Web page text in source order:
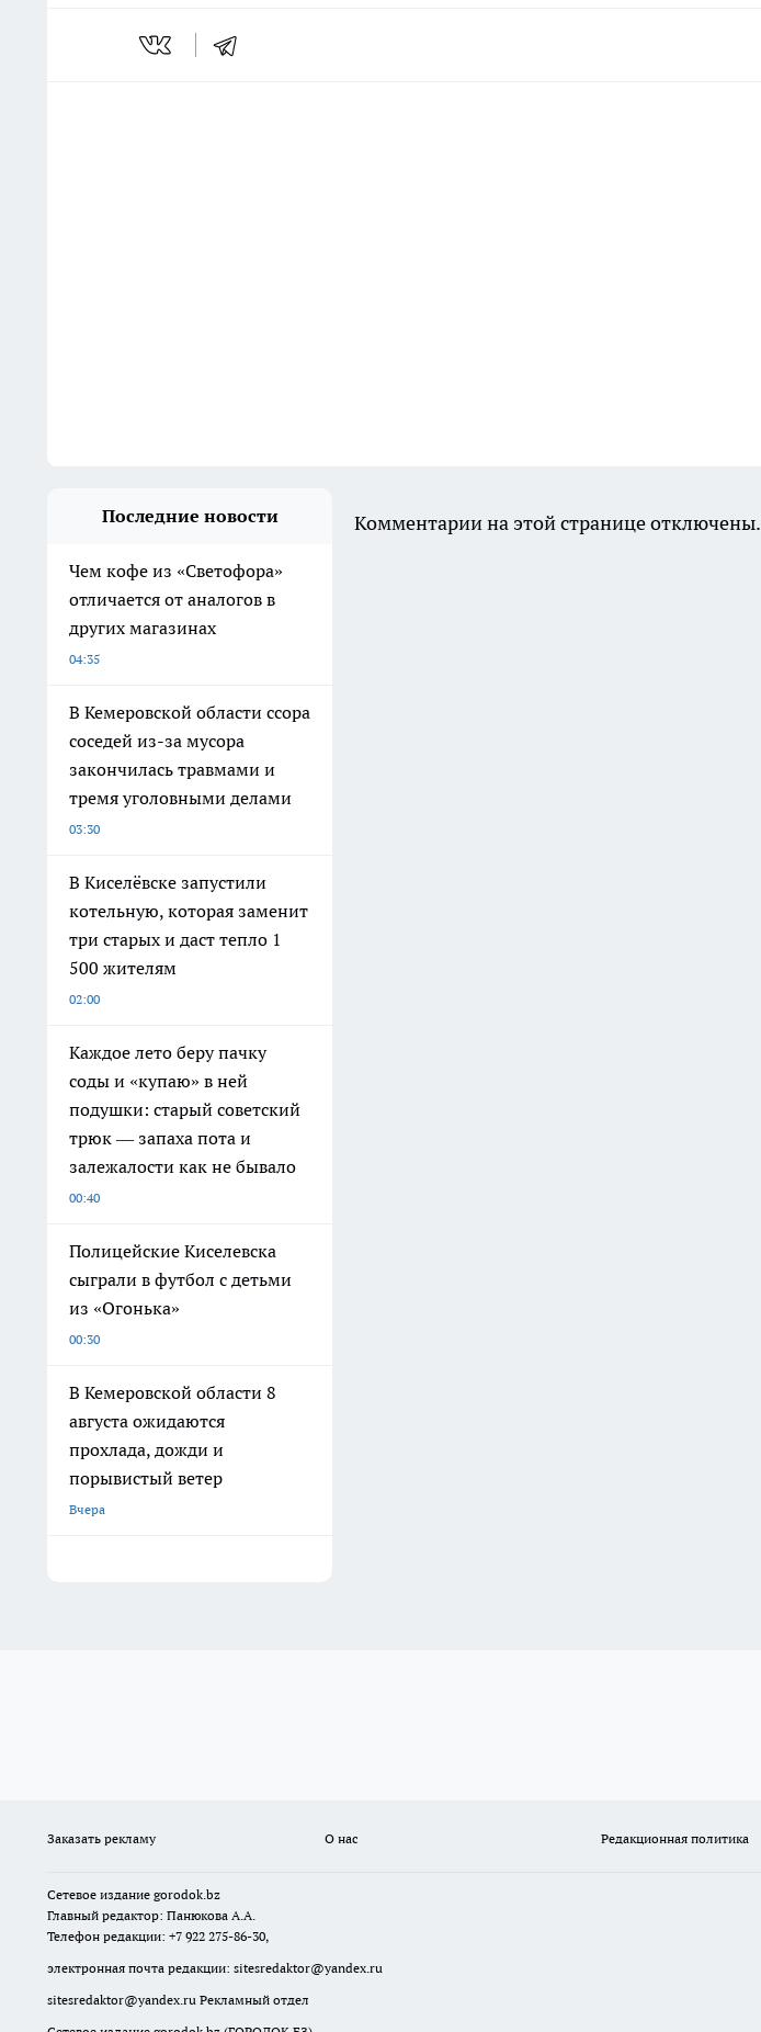
Последние новости
Чем кофе из «Светофора»
отличается от аналогов в
других магазинах
04:35
В Кемеровской области ссора
соседей из-за мусора
закончилась травмами и
тремя уголовными делами
03:30
В Киселёвске запустили
котельную, которая заменит
три старых и даст тепло 1
500 жителям
02:00
Каждое лето беру пачку
соды и «купаю» в ней
подушки: старый советский
трюк — запаха пота и
залежалости как не бывало
00:40
Полицейские Киселевска
сыграли в футбол с детьми
из «Огонька»
00:30
В Кемеровской области 8
августа ожидаются
прохлада, дожди и
порывистый ветер
Вчера
Комментарии на этой странице отключены.
Заказать рекламу О нас Редакционная политика
Сетевое издание gorodok.bz
Главный редактор: Панюкова А.А.
Телефон редакции: +7 922 275-86-30,
электронная почта редакции: sitesredaktor@yandex.ru
sitesredaktor@yandex.ru Рекламный отдел